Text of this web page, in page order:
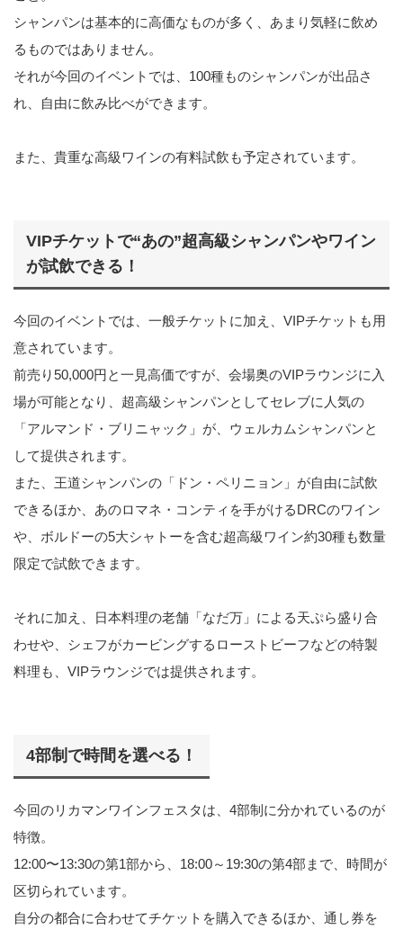
シャンパンは基本的に高価なものが多く、あまり気軽に飲め
るものではありません。
それが今回のイベントでは、100種ものシャンパンが出品さ
れ、自由に飲み比べができます。
また、貴重な高級ワインの有料試飲も予定されています。
VIPチケットで“あの”超高級シャンパンやワイン
が試飲できる！
今回のイベントでは、一般チケットに加え、VIPチケットも用
意されています。
前売り50,000円と一見高価ですが、会場奥のVIPラウンジに入
場が可能となり、超高級シャンパンとしてセレブに人気の
「アルマンド・ブリニャック」が、ウェルカムシャンパンと
して提供されます。
また、王道シャンパンの「ドン・ペリニョン」が自由に試飲
できるほか、あのロマネ・コンティを手がけるDRCのワイン
や、ボルドーの5大シャトーを含む超高級ワイン約30種も数量
限定で試飲できます。
それに加え、日本料理の老舗「なだ万」による天ぷら盛り合
わせや、シェフがカービングするローストビーフなどの特製
料理も、VIPラウンジでは提供されます。
4部制で時間を選べる！
今回のリカマンワインフェスタは、4部制に分かれているのが
特徴。
12:00〜13:30の第1部から、18:00～19:30の第4部まで、時間が
区切られています。
自分の都合に合わせてチケットを購入できるほか、通し券を